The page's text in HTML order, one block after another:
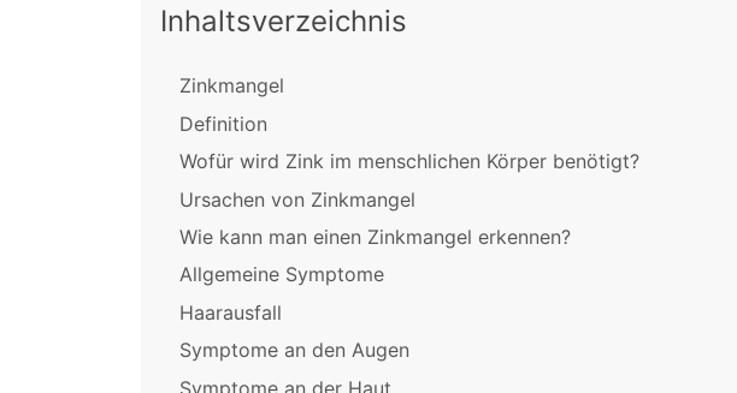
Inhaltsverzeichnis
Zinkmangel
Definition
Wofür wird Zink im menschlichen Körper benötigt?
Ursachen von Zinkmangel
Wie kann man einen Zinkmangel erkennen?
Allgemeine Symptome
Haarausfall
Symptome an den Augen
Symptome an der Haut